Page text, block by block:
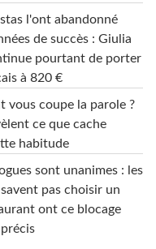
l'ont abandonné
de succès : Giulia
pourtant de porter
à 820 €
vous coupe la parole ?
ce que cache
habitude
sont unanimes : les
pas choisir un
ont ce blocage